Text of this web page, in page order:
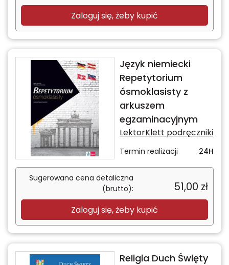
Zaloguj się, żeby kupić
Język niemiecki
Repetytorium
ósmoklasisty z
arkuszem
egzaminacyjnym
LektorKlett podręczniki
Termin realizacji 24H
Sugerowana cena detaliczna
(brutto):
51,00 zł
Zaloguj się, żeby kupić
Religia Duch Święty